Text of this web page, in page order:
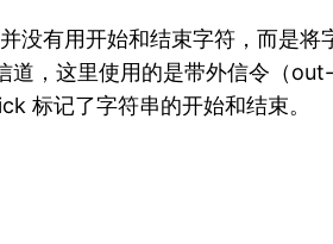
没有用开始和结束字符，而是将
道，这里使用的是带外信令（
标记了字符串的开始和结束。